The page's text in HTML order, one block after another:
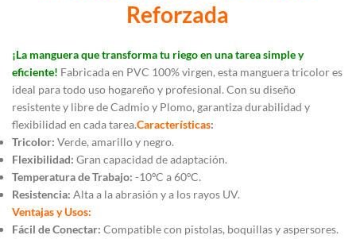
Reforzada
¡La manguera que transforma tu riego en una tarea simple y
eficiente! Fabricada en PVC 100% virgen, esta manguera tricolor es
ideal para todo uso hogareño y profesional. Con su diseño
resistente y libre de Cadmio y Plomo, garantiza durabilidad y
flexibilidad en cada tarea.Características:
Tricolor: Verde, amarillo y negro.
Flexibilidad: Gran capacidad de adaptación.
Temperatura de Trabajo: -10ºC a 60ºC.
Resistencia: Alta a la abrasión y a los rayos UV.
Ventajas y Usos:
Fácil de Conectar: Compatible con pistolas, boquillas y aspersores.